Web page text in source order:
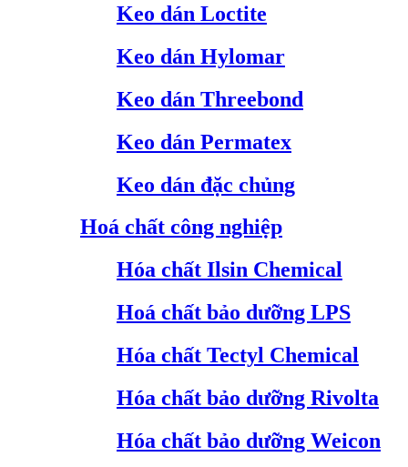
Keo dán Loctite
Keo dán Hylomar
Keo dán Threebond
Keo dán Permatex
Keo dán đặc chủng
Hoá chất công nghiệp
Hóa chất Ilsin Chemical
Hoá chất bảo dưỡng LPS
Hóa chất Tectyl Chemical
Hóa chất bảo dưỡng Rivolta
Hóa chất bảo dưỡng Weicon